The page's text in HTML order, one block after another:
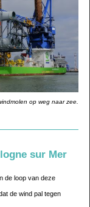
op weg naar zee.
sur Mer
de loop van deze
de wind pal tegen